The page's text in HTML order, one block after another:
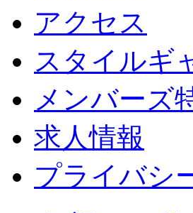
アクセス
スタイルギ
メンバーズ
求人情報
プライバシ